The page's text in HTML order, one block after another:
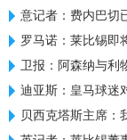
意记者：费内巴切
罗马诺：莱比锡即
卫报：阿森纳与利
迪亚斯：皇马球迷
贝西克塔斯主席：